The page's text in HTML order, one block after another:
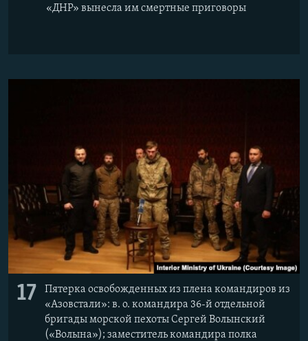
«ДНР» вынесла им смертные приговоры
17
Пятерка освобожденных из плена командиров из
«Азовстали»: в. о. командира 36-й отдельной
бригады морской пехоты Сергей Волынский
(«Волына»); заместитель командира полка